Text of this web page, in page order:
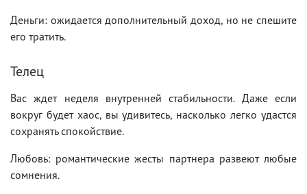
Деньги: ожидается дополнительный доход, но не спешите
его тратить.
Телец
Вас ждет неделя внутренней стабильности. Даже если
вокруг будет хаос, вы удивитесь, насколько легко удастся
сохранять спокойствие.
Любовь: романтические жесты партнера развеют любые
сомнения.